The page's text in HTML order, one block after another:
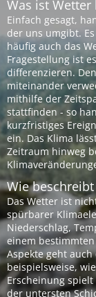
Was ist Wetter
Einfach gesagt,
der uns umgibt.
häufig auch das
Fragestellung ist
differenzieren.
miteinander
mithilfe der
stattfinden - so
kurzfristiges
ein. Das Klima
Zeitraum hinweg
Wie
Das Wetter ist
spürbarer
Niederschlag,
einem
Aspekte geht
beispielsweise,
Erscheinung
der untersten